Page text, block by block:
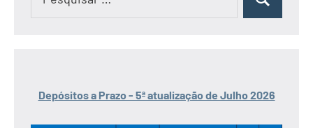
Pesquisar
Depósitos a Prazo - 5ª atualização de Julho 2026